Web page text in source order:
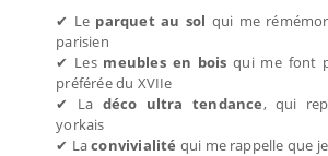
✔ Le parquet au sol qui me
parisien
✔ Les meubles en bois qui me font
préférée du XVIIe
✔ La déco ultra tendance, qui
yorkais
✔ Laconvivialité qui me rappelle que